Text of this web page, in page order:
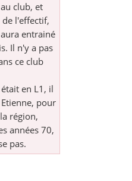
club, et
l'effectif,
entrainé
Il n'y a pas
ce club
en L1, il
pour
région,
années 70,
pas.